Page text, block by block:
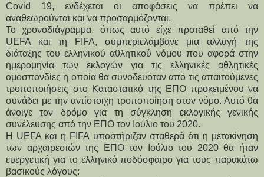
Covid 19, ενδέχεται οι αποφάσεις να πρέπει να
αναθεωρούνται και να προσαρμόζονται.
Το χρονοδιάγραμμα, όπως αυτό είχε προταθεί από την
UEFA και τη FIFA, συμπεριελάμβανε μια αλλαγή της
διάταξης του ελληνικού αθλητικού νόμου που αφορά στην
ημερομηνία των εκλογών για τις ελληνικές αθλητικές
ομοσπονδίες η οποία θα συνοδευόταν από τις απαιτούμενες
τροποποιήσεις στο Καταστατικό της ΕΠΟ προκειμένου να
συνάδει με την αντίστοιχη τροποποίηση στον νόμο. Αυτό θα
άνοιγε τον δρόμο για τη σύγκληση εκλογικής γενικής
συνέλευσης από την ΕΠΟ τον Ιούλιο του 2020.
Η UEFA και η FIFA υποστήριζαν σταθερά ότι η μετακίνηση
των αρχαιρεσιών της ΕΠΟ τον Ιούλιο του 2020 θα ήταν
ευεργετική για το ελληνικό ποδόσφαιρο για τους παρακάτω
βασικούς λόγους: